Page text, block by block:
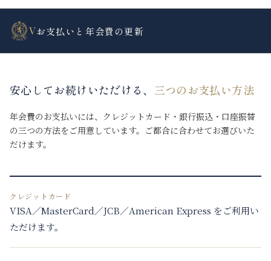
Vお支払いと年会費の更新
安心してお続けいただける、 三つのお支払い方法
年会費のお支払いには、クレジットカード・銀行振込・口座振替
の三つの方法をご用意しています。ご都合に合わせてお選びいた
だけます。
クレジットカード
VISA／MasterCard／JCB／American Express をご利用い
ただけます。